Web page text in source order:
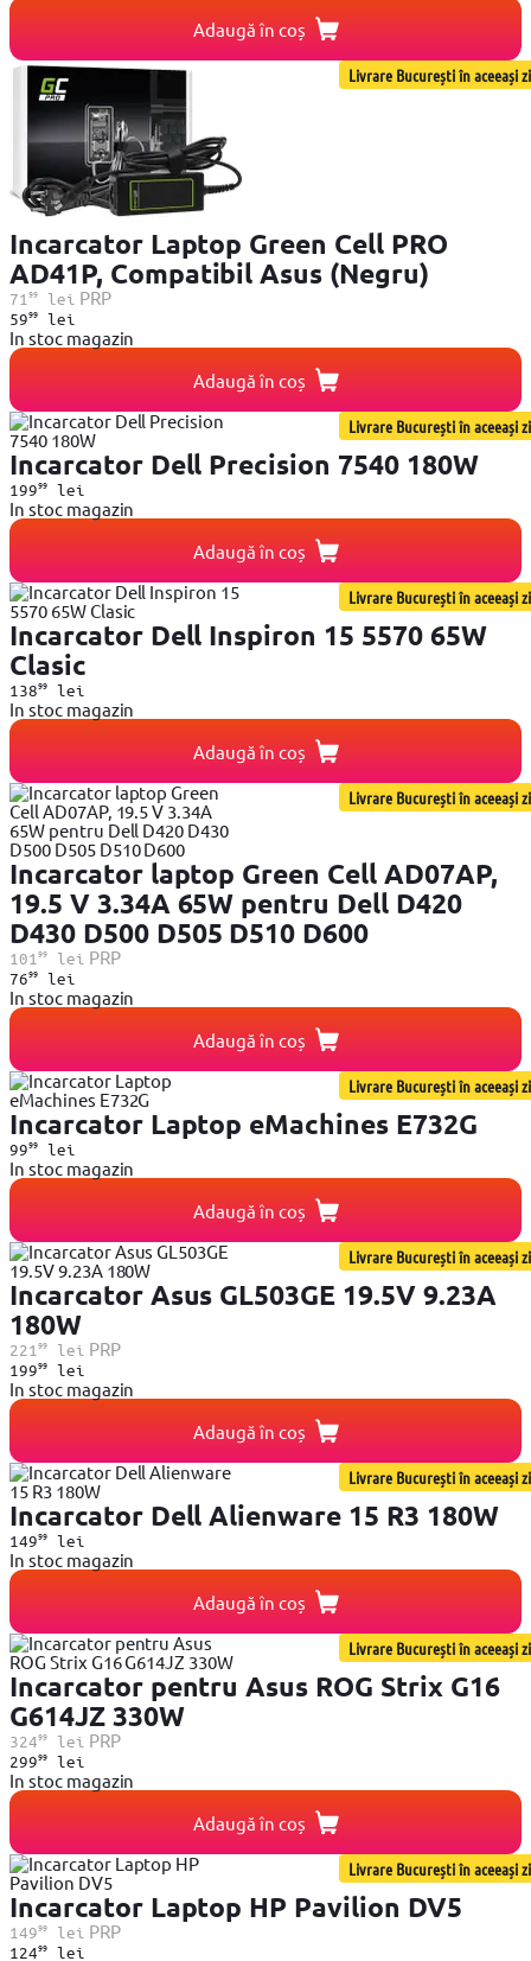
Adaugă în coș
Livrare București în aceeași zi
Incarcator Laptop Green Cell PRO
AD41P, Compatibil Asus (Negru)
71 99lei PRP
5999lei
In stoc magazin
Adaugă în coș
Livrare București în aceeași zi
Incarcator Dell Precision 7540 180W
19999lei
In stoc magazin
Adaugă în coș
Livrare București în aceeași zi
Incarcator Dell Inspiron 15 5570 65W
Clasic
13899lei
In stoc magazin
Adaugă în coș
Livrare București în aceeași zi
Incarcator laptop Green Cell AD07AP,
19.5 V 3.34A 65W pentru Dell D420
D430 D500 D505 D510 D600
101 99lei PRP
7699lei
In stoc magazin
Adaugă în coș
Livrare București în aceeași zi
Incarcator Laptop eMachines E732G
9999lei
In stoc magazin
Adaugă în coș
Livrare București în aceeași zi
Incarcator Asus GL503GE 19.5V 9.23A
180W
221 99lei PRP
19999lei
In stoc magazin
Adaugă în coș
Livrare București în aceeași zi
Incarcator Dell Alienware 15 R3 180W
14999lei
In stoc magazin
Adaugă în coș
Livrare București în aceeași zi
Incarcator pentru Asus ROG Strix G16
G614JZ 330W
32499lei PRP
29999lei
In stoc magazin
Adaugă în coș
Livrare București în aceeași zi
Incarcator Laptop HP Pavilion DV5
14999lei PRP
12499lei